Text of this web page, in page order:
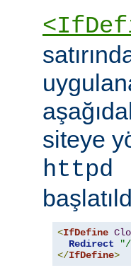
siteye
httpd -
<IfDefine
Redirect
</IfDefine>